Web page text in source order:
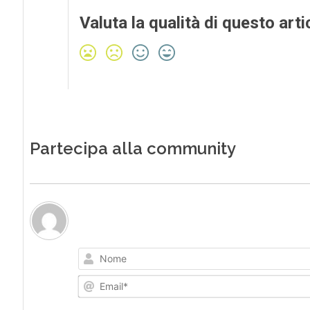
Valuta la qualità di questo
Partecipa alla community